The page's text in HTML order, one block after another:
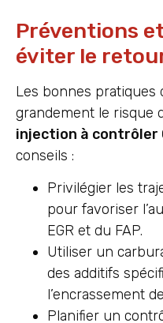
Préventions
éviter le
Les bonnes pratiques
grandement le risque
injection à contrôler
conseils :
Privilégier les
pour favoriser
EGR et du FAP.
Utiliser un
des additifs
l’encrassement
Planifier un